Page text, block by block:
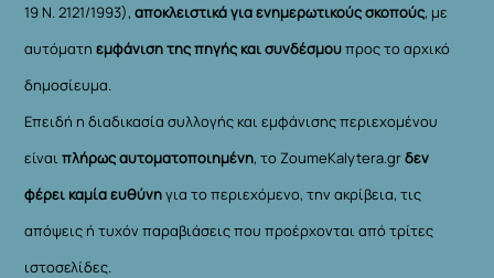
19 Ν. 2121/1993), αποκλειστικά για ενημερωτικούς σκοπούς, με
αυτόματηεμφάνιση της πηγής και συνδέσμουπρος το αρχικό
δημοσίευμα.
Επειδή η διαδικασία συλλογής και εμφάνισης περιεχομένου
είναιπλήρως αυτοματοποιημένη, το ZoumeKalytera.grδεν
φέρει καμία ευθύνηγια το περιεχόμενο, την ακρίβεια, τις
απόψεις ή τυχόν παραβιάσεις που προέρχονται από τρίτες
ιστοσελίδες.